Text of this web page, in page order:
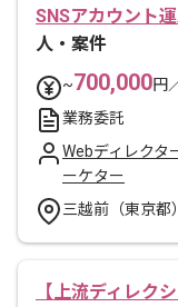
SNSアカウント
人・案件
~700,000円
業務委託
Webディレクタ
ーケター
三越前（東京都）
【上流ディレク